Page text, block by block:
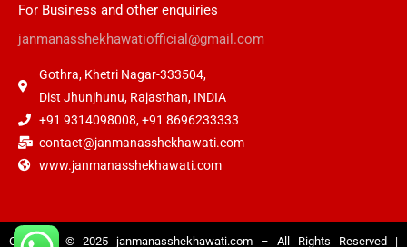
For Business and other enquiries
janmanasshekhawatiofficial@gmail.com
Gothra, Khetri Nagar-333504,
Dist Jhunjhunu, Rajasthan, INDIA
+91 9314098008, +91 8696233333
contact@janmanasshekhawati.com
www.janmanasshekhawati.com
Copyright © 2025 janmanasshekhawati.com – All Rights Reserved |